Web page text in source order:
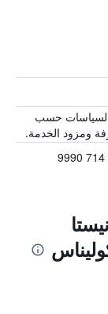
حسب
ومزود الخدمة.